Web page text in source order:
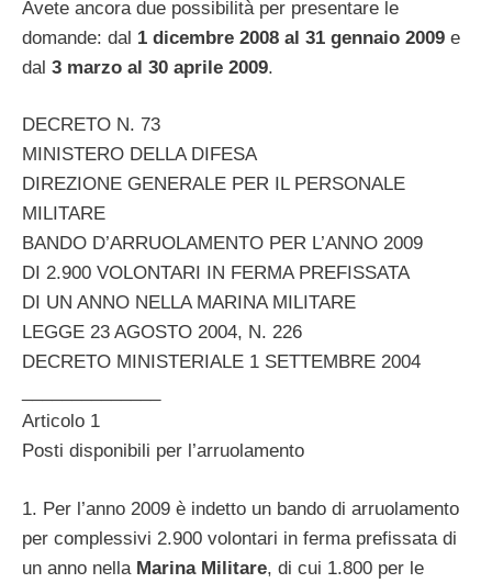
Avete ancora due possibilità per presentare le
domande: dal 1 dicembre 2008 al 31 gennaio 2009 e
dal 3 marzo al 30 aprile 2009.
DECRETO N. 73
MINISTERO DELLA DIFESA
DIREZIONE GENERALE PER IL PERSONALE
MILITARE
BANDO D’ARRUOLAMENTO PER L’ANNO 2009
DI 2.900 VOLONTARI IN FERMA PREFISSATA
DI UN ANNO NELLA MARINA MILITARE
LEGGE 23 AGOSTO 2004, N. 226
DECRETO MINISTERIALE 1 SETTEMBRE 2004
Articolo 1
Posti disponibili per l’arruolamento
1. Per l’anno 2009 è indetto un bando di arruolamento
per complessivi 2.900 volontari in ferma prefissata di
un anno nella Marina Militare, di cui 1.800 per le